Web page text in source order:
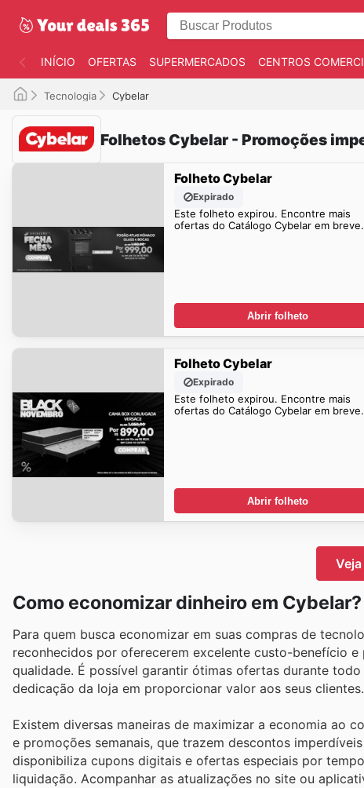
INÍCIO OFERTAS SUPERMERCADOS CENTROS
Tecnologia Cybelar
Folhetos Cybelar - Promoções
Folheto Cybelar
Expirado
Este folheto expirou. Encontre mais
ofertas do Catálogo Cybelar em breve.
Abrir folheto
Folheto Cybelar
Expirado
Este folheto expirou. Encontre mais
ofertas do Catálogo Cybelar em breve.
Abrir folheto
Como economizar dinheiro em Cybelar?
Para quem busca economizar em suas compras de
reconhecidos por oferecerem excelente custo-benefício
qualidade. É possível garantir ótimas ofertas durante
dedicação da loja em proporcionar valor aos seus clientes.
Existem diversas maneiras de maximizar a economia ao
e promoções semanais, que trazem descontos
disponibiliza cupons digitais e ofertas especiais por
liquidação. Acompanhar as atualizações no site ou